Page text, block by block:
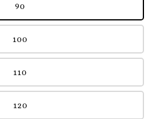
90
100
110
120